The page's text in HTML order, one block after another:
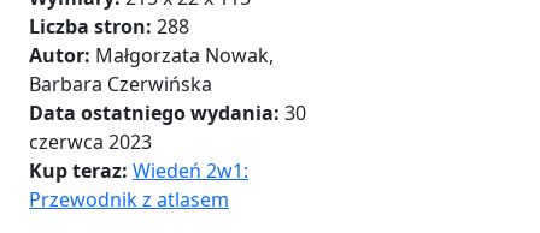
Liczba stron: 288
Autor: Małgorzata Nowak,
Barbara Czerwińska
Data ostatniego wydania: 30
czerwca 2023
Kup teraz: Wiedeń 2w1:
Przewodnik z atlasem